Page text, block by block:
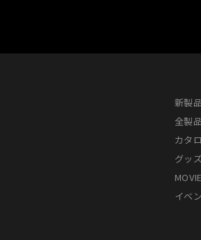
新製
全製
カタ
グッ
MOVIE
イベ